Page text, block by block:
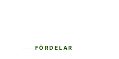
FÖRDELAR